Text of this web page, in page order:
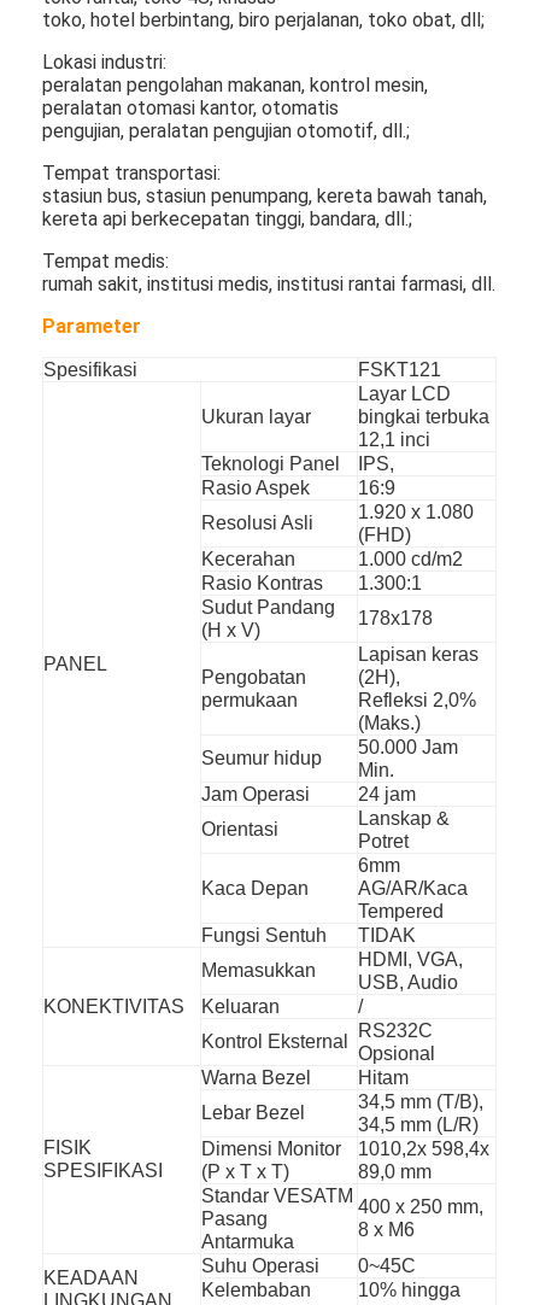
Layar LCD Jendela
layar lcd dua sisi
Layar LCD luar ruangan
panel lcd kecil
Panel LCD Bingkai Terbuka
Monitor LCD Bingkai Terbuka
Papan Menu Digital Dalam Ruangan
papan tanda digital dalam ruangan
Poster Digital Luar Ruang
Membentang Panel LCD
toko, hotel berbintang, biro perjalanan, toko obat, dll;
Lokasi industri:
peralatan pengolahan makanan, kontrol mesin,
peralatan otomasi kantor, otomatis
pengujian, peralatan pengujian otomotif, dll.;
Tempat transportasi:
stasiun bus, stasiun penumpang, kereta bawah tanah,
kereta api berkecepatan tinggi, bandara, dll.;
Tempat medis:
rumah sakit, institusi medis, institusi rantai farmasi, dll.
Parameter
Spesifikasi FSKT121
PANEL
Ukuran layar
Layar LCD
bingkai terbuka
12,1 inci
Teknologi Panel
IPS,
Rasio Aspek
16:9
Resolusi Asli
1.920 x 1.080
(FHD)
Kecerahan
1.000 cd/m2
Rasio Kontras
1.300:1
Sudut Pandang
(H x V)
178x178
Pengobatan
permukaan
Lapisan keras
(2H),
Refleksi 2,0%
(Maks.)
Seumur hidup
50.000 Jam
Min.
Jam Operasi
24 jam
Orientasi
Lanskap &
Potret
Kaca Depan
6mm
AG/AR/Kaca
Tempered
Fungsi Sentuh
TIDAK
KONEKTIVITAS
Memasukkan
HDMI, VGA,
USB, Audio
Keluaran
/
Kontrol Eksternal
RS232C
Opsional
FISIK
SPESIFIKASI
Warna Bezel
Hitam
Lebar Bezel
34,5 mm (T/B),
34,5 mm (L/R)
Dimensi Monitor
(P x T x T)
1010,2x 598,4x
89,0 mm
Standar VESATM
Pasang
Antarmuka
400 x 250 mm,
8 x M6
KEADAAN
LINGKUNGAN
Suhu Operasi
0~45C
Kelembaban
10% hingga